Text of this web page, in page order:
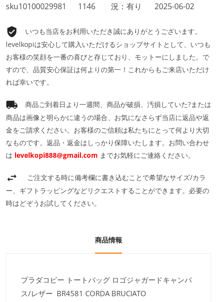
sku10100029981
1146
況：有り
2025-06-02
いつも当店をお利用いただき誠にありがとうございます。
levelkopiは安心して購入いただけるショップサイトとして、いつも
お客様の笑顔を一番の喜びと存じており、モットーにしました。で
すので、品質安心保証は何よりの第一！これからもご来店いただけ
れば幸いです。
商品ご到着日より一週間、商品が破損、汚損していた?または
商品は画像と明らかに違うの場合、お気になさらず当店に返品や返
金をご請求ください。お客様のご信頼は私たちにとって何より大切
なものです。返品・返金はしっかり保障いたします。お問い合わせ
は levelkopi888@gmail.com までお気軽にご連絡ください。
ご注文する時に備考欄に書き込むことで希望なサイズ/カラ
ー、ギフトラッピングなどリクエストすることができます。必要の
時はどぞうお試してください。
商品情報
プラダコピー トートバッグ ロゴジャガードキャンバ
ス/レザー BR4581 CORDA BRUCIATO